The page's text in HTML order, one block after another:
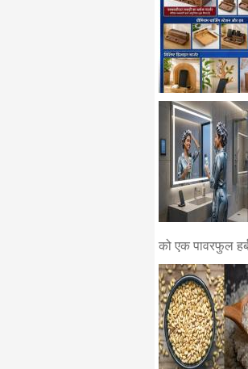
को एक पावरफुल